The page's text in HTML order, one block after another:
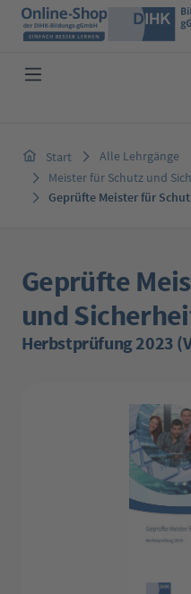
Zum Hauptinhalt springen
Start
Alle Lehrgänge
Meister für Schutz und
Geprüfte Meister für
Geprüfte
und
Herbstprüfung 2023